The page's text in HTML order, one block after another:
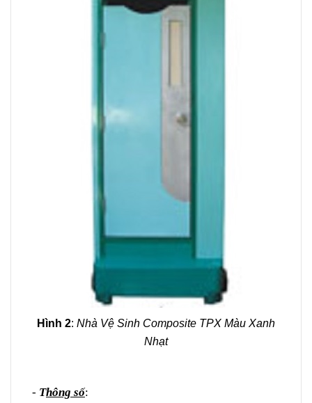
Hình 2: Nhà Vệ Sinh Composite TPX Màu Xanh
Nhạt
- Thông số: